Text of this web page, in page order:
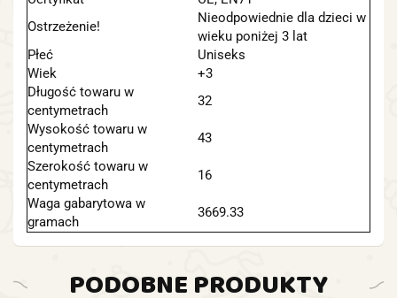
Ostrzeżenie!
Nieodpowiednie dla dzieci w
wieku poniżej 3 lat
Płeć
Uniseks
Wiek
+3
Długość towaru w
centymetrach
32
Wysokość towaru w
centymetrach
43
Szerokość towaru w
centymetrach
16
Waga gabarytowa w
gramach
3669.33